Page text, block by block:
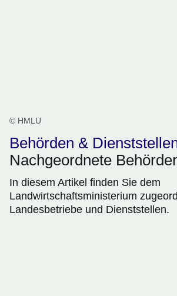
© HMLU
Behörden &
Nachgeordnete
In diesem Artikel finden Sie dem
Landwirtschaftsministerium
Landesbetriebe und Dienststellen.